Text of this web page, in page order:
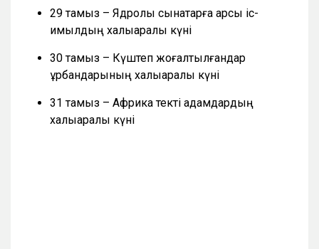
29 тамыз – Ядролық сынақтарға қарсы іс-
қимылдың халықаралық күні
30 тамыз – Күштеп жоғалтылғандар
құрбандарының халықаралық күні
31 тамыз – Африка текті адамдардың
халықаралық күні